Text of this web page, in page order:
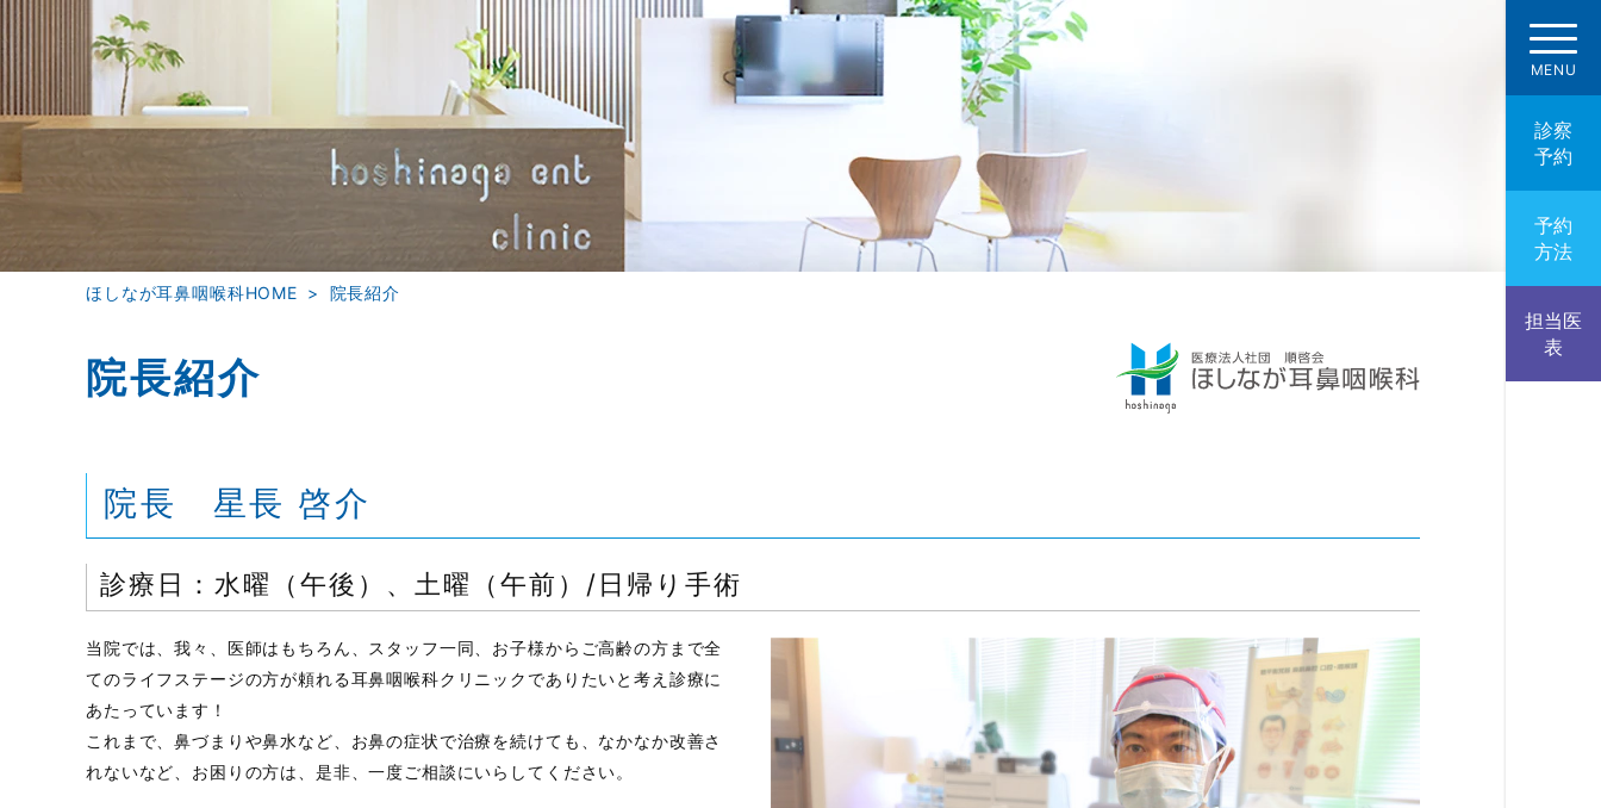
診察
予約
予約
方法
担当医
表
ほしなが耳鼻咽喉科HOME 院長紹介
院長紹介
院長 星長 啓介
診療日：水曜（午後）、土曜（午前）/日帰り手術
当院では、我々、医師はもちろん、スタッフ一同、お子様からご高齢の方まで全
てのライフステージの方が頼れる耳鼻咽喉科クリニックでありたいと考え診療に
あたっています！
これまで、鼻づまりや鼻水など、お鼻の症状で治療を続けても、なかなか改善さ
れないなど、お困りの方は、是非、一度ご相談にいらしてください。